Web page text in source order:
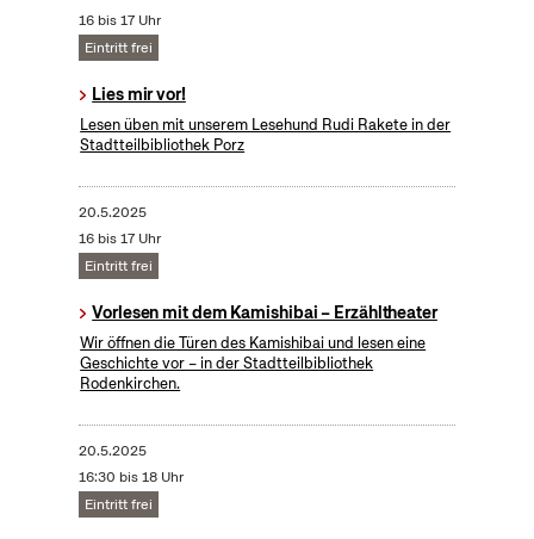
16 bis 17 Uhr
Eintritt frei
Lies mir vor!
Lesen üben mit unserem Lesehund Rudi Rakete in der
Stadtteilbibliothek Porz
20.5.2025
16 bis 17 Uhr
Eintritt frei
Vorlesen mit dem Kamishibai – Erzähltheater
Wir öffnen die Türen des Kamishibai und lesen eine
Geschichte vor – in der Stadtteilbibliothek
Rodenkirchen.
20.5.2025
16:30 bis 18 Uhr
Eintritt frei